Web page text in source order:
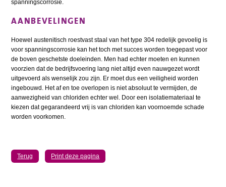
spanningscorrosie.
AANBEVELINGEN
Hoewel austenitisch roestvast staal van het type 304 redelijk gevoelig is
voor spanningscorrosie kan het toch met succes worden toegepast voor
de boven geschetste doeleinden. Men had echter moeten en kunnen
voorzien dat de bedrijfsvoering lang niet altijd even nauwgezet wordt
uitgevoerd als wenselijk zou zijn. Er moet dus een veiligheid worden
ingebouwd. Het af en toe overlopen is niet absoluut te vermijden, de
aanwezigheid van chloriden echter wel. Door een isolatiemateriaal te
kiezen dat gegarandeerd vrij is van chloriden kan voornoemde schade
worden voorkomen.
Terug Print deze pagina